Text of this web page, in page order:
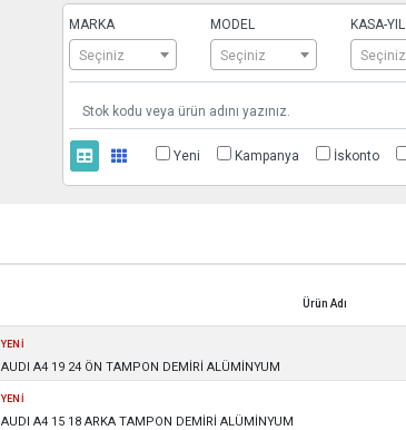
MARKA
Seçiniz
MODEL
Seçiniz
KASA-YIL
Seçiniz
Yeni Kampanya İskonto
Ürün Adı
YENİ
AUDI A4 19 24 ÖN TAMPON DEMİRİ ALÜMİNYUM
YENİ
AUDI A4 15 18 ARKA TAMPON DEMİRİ ALÜMİNYUM